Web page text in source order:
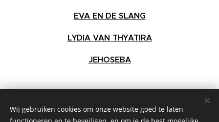
EVA EN DE SLANG
LYDIA VAN THYATIRA
JEHOSEBA
RHODE
Wij gebruiken cookies om onze website goed te laten